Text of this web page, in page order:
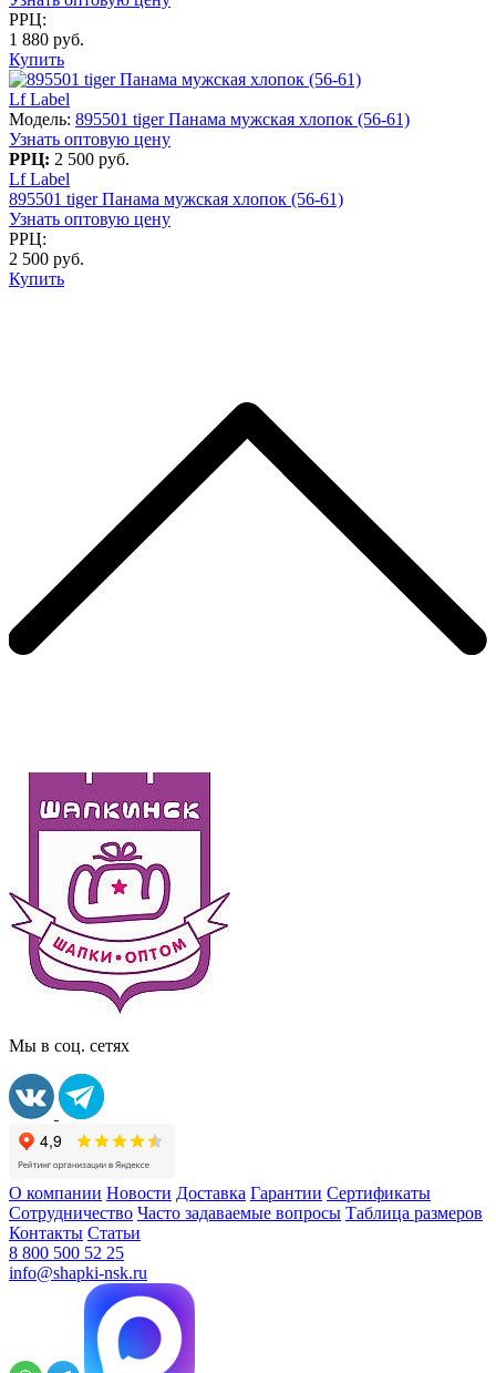
РРЦ:
1 880 руб.
Купить
Lf Label
Модель: 895501 tiger Панама мужская хлопок (56-61)
Узнать оптовую цену
РРЦ: 2 500 руб.
Lf Label
895501 tiger Панама мужская хлопок (56-61)
Узнать оптовую цену
РРЦ:
2 500 руб.
Купить
Мы в соц. сетях
О компании Новости Доставка Гарантии Сертификаты
Сотрудничество Часто задаваемые вопросы Таблица размеров
Контакты Статьи
8 800 500 52 25
info@shapki-nsk.ru